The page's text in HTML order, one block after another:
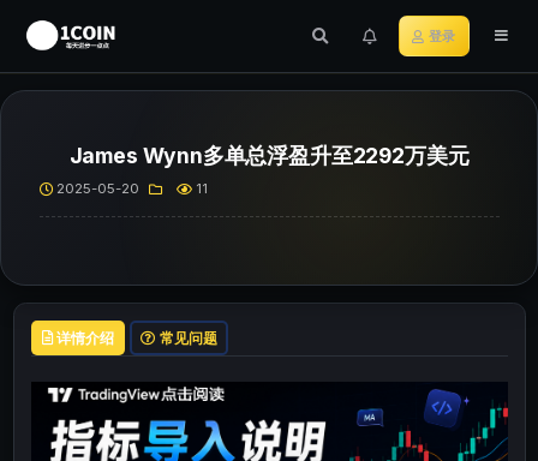
登录
James Wynn多单总浮盈升至2292万美元
2025-05-20 11
详情介绍 常见问题